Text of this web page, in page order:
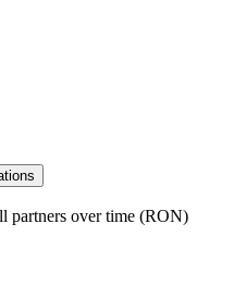
partners over time (RON)